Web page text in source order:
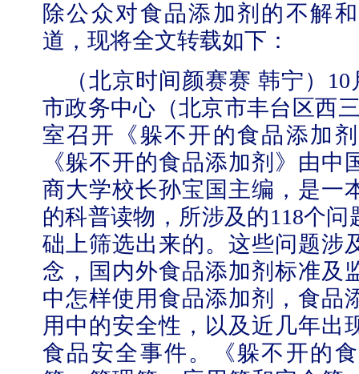
除公众对食品添加剂的不解
道，现将全文转载如下：
（北京时间颜赛赛 韩宁） 10
市政务中心（北京市丰台区西
室召开《躲不开的食品添加
《躲不开的食品添加剂》由
商大学校长孙宝国主编，是一
的科普读物，所涉及的118个问
础上筛选出来的。这些问题涉
念，国内外食品添加剂标准及
中怎样使用食品添加剂，食品
用中的安全性，以及近几年出
食品安全事件。《躲不开的